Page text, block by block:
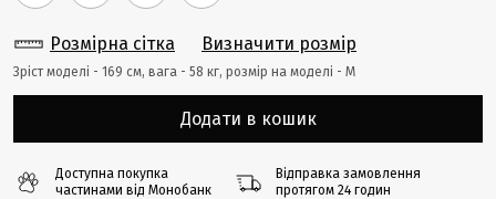
Розмірна сітка Визначити розмір
Зріст моделі - 169 cм, вага - 58 кг, розмір на моделі - M
Додати в кошик
Доступна покупка
частинами від Монобанк
Відправка замовлення
протягом 24 годин